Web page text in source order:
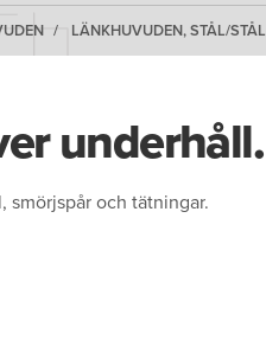
LÄNKHUVUDEN, STÅL/STÅL
underhåll.
smörjspår och tätningar.